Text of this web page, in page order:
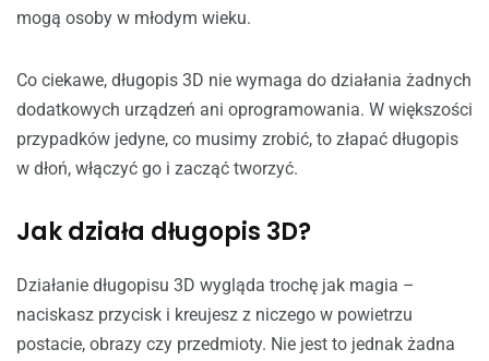
mogą osoby w młodym wieku.
Co ciekawe, długopis 3D nie wymaga do działania żadnych
dodatkowych urządzeń ani oprogramowania. W większości
przypadków jedyne, co musimy zrobić, to złapać długopis
w dłoń, włączyć go i zacząć tworzyć.
Jak działa długopis 3D?
Działanie długopisu 3D wygląda trochę jak magia –
naciskasz przycisk i kreujesz z niczego w powietrzu
postacie, obrazy czy przedmioty. Nie jest to jednak żadna